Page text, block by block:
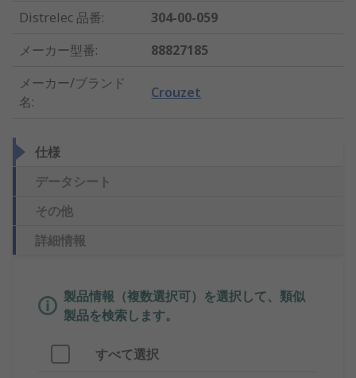
Distrelec 品番:
304-00-059
メーカー型番:
88827185
メーカー/ブランド
名:
Crouzet
仕様
データシート
その他
詳細情報
製品情報（複数選択可）を選択して、類似
製品を検索します。
すべて選択